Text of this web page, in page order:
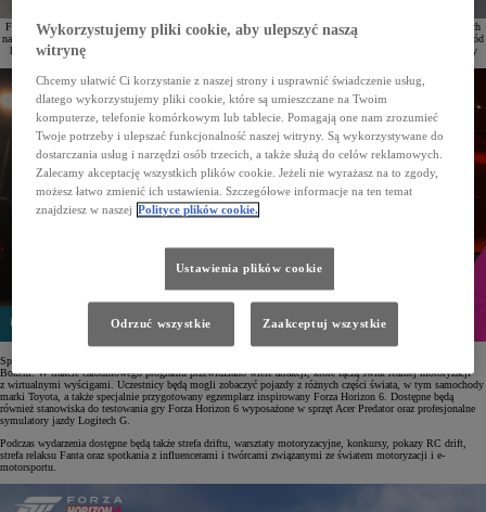
Forza Horizon 6 debiutuje jako najnowsza część jednej z najbardziej rozpoznawalnych serii gier wyścigowych
na świecie. Po raz pierwszy akcja została przeniesiona do Japonii. Z okazji premiery Xbox z partnerami, wśród
których znajduje się Toyota, organizuje wydarzenie Horizon Journey łączące motoryzację, gry oraz elementy
Spotkanie zaplanowano na 23 maja 2026 roku w czeskim Frenštát pod Radhoštěm na terenie garaży Furt
Bokem. W trakcie całodniowego programu przewidziano wiele atrakcji, które łączą świat realnej motoryzacji
z wirtualnymi wyścigami. Uczestnicy będą mogli zobaczyć pojazdy z różnych części świata, w tym samochody
marki Toyota, a także specjalnie przygotowany egzemplarz inspirowany Forza Horizon 6. Dostępne będą
również stanowiska do testowania gry Forza Horizon 6 wyposażone w sprzęt Acer Predator oraz profesjonalne
symulatory jazdy Logitech G.
Podczas wydarzenia dostępne będą także strefa driftu, warsztaty motoryzacyjne, konkursy, pokazy RC drift,
strefa relaksu Fanta oraz spotkania z influencerami i twórcami związanymi ze światem motoryzacji i e-
motorsportu.
Wykorzystujemy pliki cookie, aby ulepszyć naszą
witrynę
Chcemy ułatwić Ci korzystanie z naszej strony i usprawnić świadczenie usług,
dlatego wykorzystujemy pliki cookie, które są umieszczane na Twoim
komputerze, telefonie komórkowym lub tablecie. Pomagają one nam zrozumieć
Twoje potrzeby i ulepszać funkcjonalność naszej witryny. Są wykorzystywane do
dostarczania usług i narzędzi osób trzecich, a także służą do celów reklamowych.
Zalecamy akceptację wszystkich plików cookie. Jeżeli nie wyrażasz na to zgody,
możesz łatwo zmienić ich ustawienia. Szczegółowe informacje na ten temat
znajdziesz w naszej Polityce plików cookie.
Ustawienia plików cookie
Odrzuć wszystkie Zaakceptuj wszystkie